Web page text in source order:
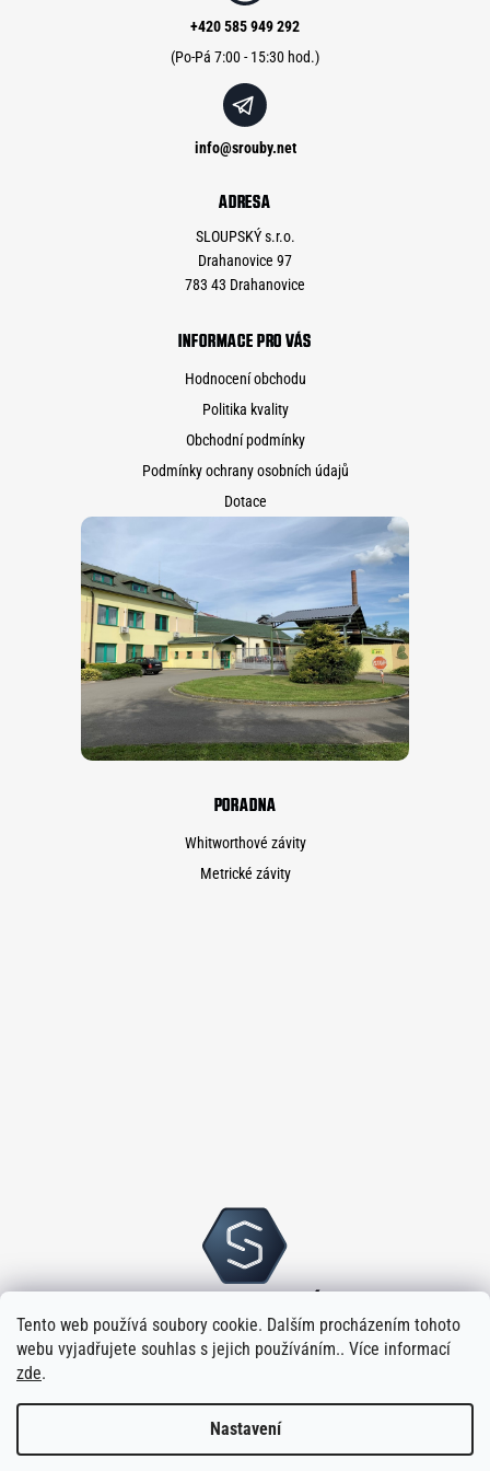
Tento web používá soubory cookie. Dalším procházením tohoto
webu vyjadřujete souhlas s jejich používáním.. Více informací
zde.
Nastavení
info@srouby.net
+420 585 949 292
ADRESA
SLOUPSKÝ s.r.o.
Drahanovice 97
783 43 Drahanovice
INFORMACE PRO VÁS
Hodnocení obchodu
Politika kvality
Obchodní podmínky
Podmínky ochrany osobních údajů
Dotace
PORADNA
Whitworthové závity
Metrické závity